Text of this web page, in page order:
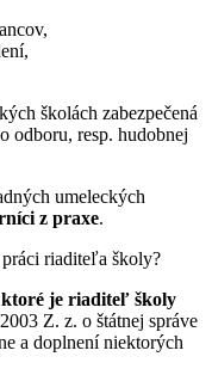
školách zabezpečená
odboru, resp. hudobnej
umeleckých
z praxe.
riaditeľa školy?
ktoré je riaditeľ školy
Z. z. o štátnej správe
a doplnení niektorých